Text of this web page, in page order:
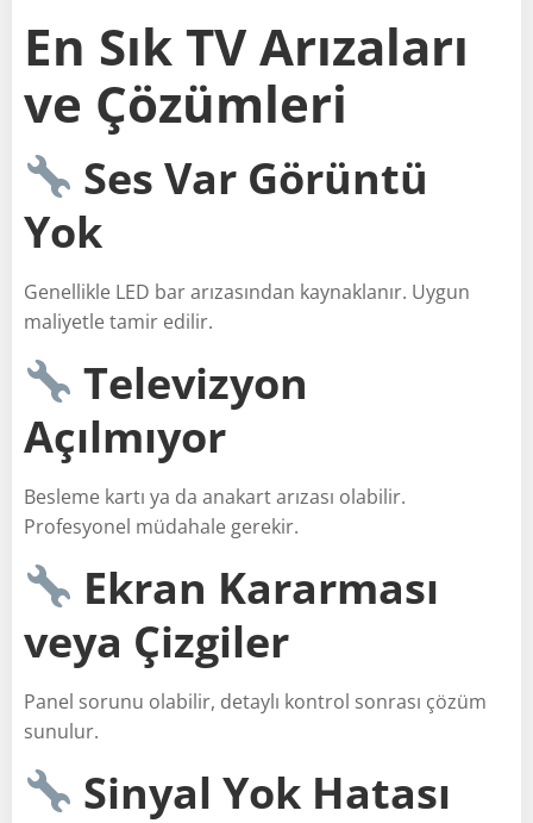
En Sık TV Arızaları
ve Çözümleri
Ses Var Görüntü
Yok
Genellikle LED bar arızasından kaynaklanır. Uygun
maliyetle tamir edilir.
Televizyon
Açılmıyor
Besleme kartı ya da anakart arızası olabilir.
Profesyonel müdahale gerekir.
Ekran Kararması
veya Çizgiler
Panel sorunu olabilir, detaylı kontrol sonrası çözüm
sunulur.
Sinyal Yok Hatası